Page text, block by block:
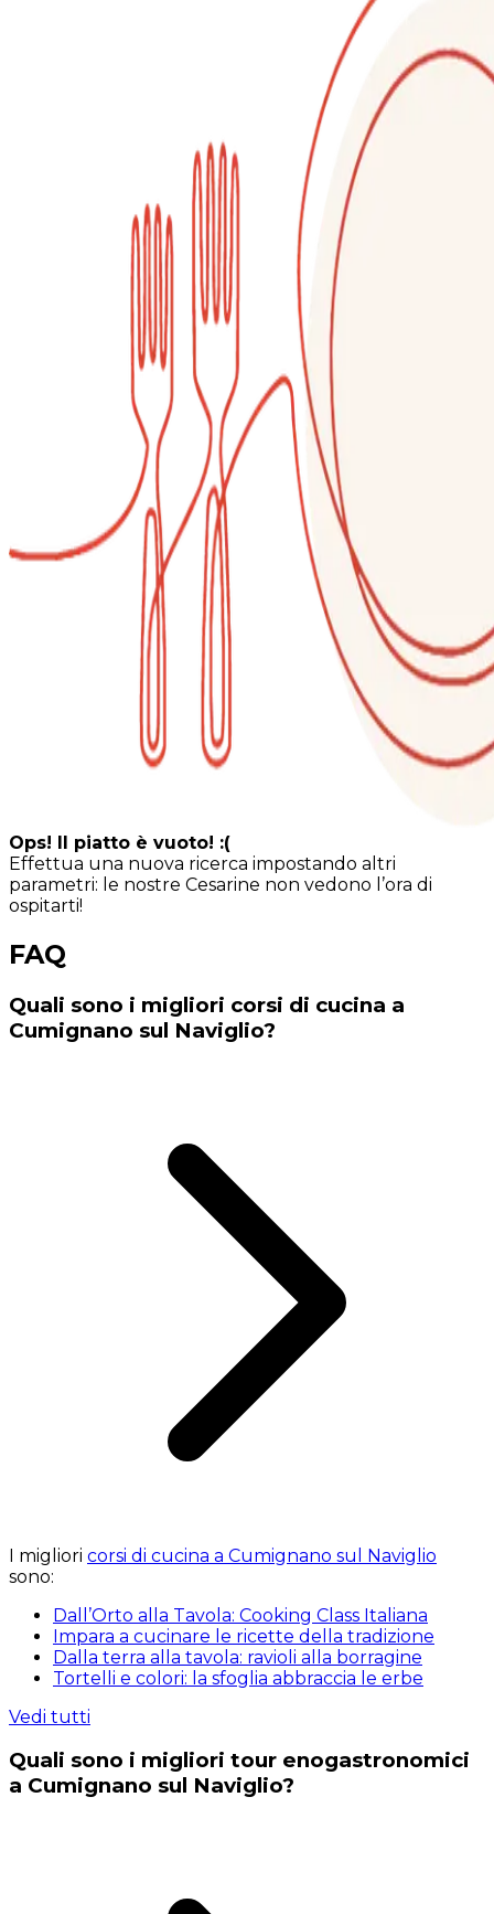
Ops! Il piatto è vuoto! :(
Effettua una nuova ricerca impostando altri
parametri: le nostre Cesarine non vedono l’ora di
ospitarti!
FAQ
Quali sono i migliori corsi di cucina a
Cumignano sul Naviglio?
I migliori corsi di cucina a Cumignano sul Naviglio
sono:
Dall’Orto alla Tavola: Cooking Class Italiana
Impara a cucinare le ricette della tradizione
Dalla terra alla tavola: ravioli alla borragine
Tortelli e colori: la sfoglia abbraccia le erbe
Vedi tutti
Quali sono i migliori tour enogastronomici
a Cumignano sul Naviglio?